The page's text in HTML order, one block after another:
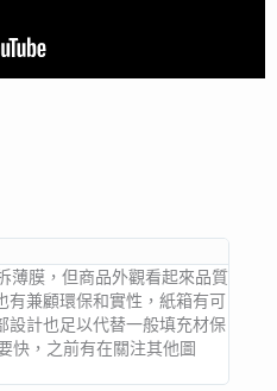
薄膜，但商品外觀看起來品質
有兼顧環保和實性，紙箱有可
設計也足以代替一般填充材保
快，之前有在關注其他圖